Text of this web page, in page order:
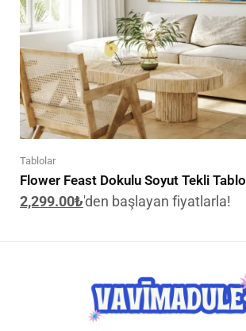
Tablolar
Flower Feast Dokulu Soyut Tekli Tablo
2,299.00₺'den başlayan fiyatlarla!